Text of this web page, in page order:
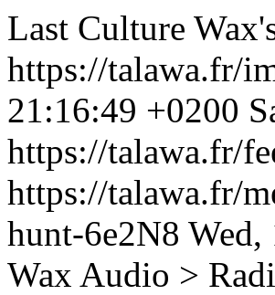
Last Culture
https://talawa.fr/
21:16:49 +0200
https://talawa.fr/
https://talawa.fr/
hunt-6e2N8 Wed,
Wax Audio >